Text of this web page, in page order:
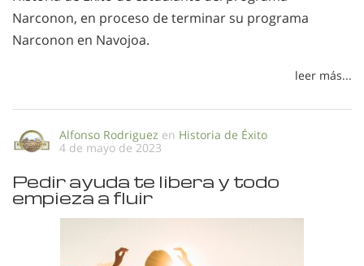
Narconon, en proceso de terminar su programa
Narconon en Navojoa.
leer más...
Alfonso Rodriguez en Historia de Éxito
4 de mayo de 2023
Pedir ayuda te libera y todo
empieza a fluir